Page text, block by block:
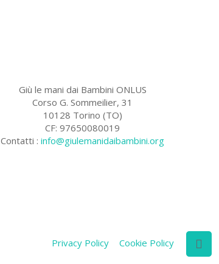
Giù le mani dai Bambini ONLUS
Corso G. Sommeilier, 31
10128 Torino (TO)
CF: 97650080019
Contatti :info@giulemanidaibambini.org
Privacy Policy Cookie Policy